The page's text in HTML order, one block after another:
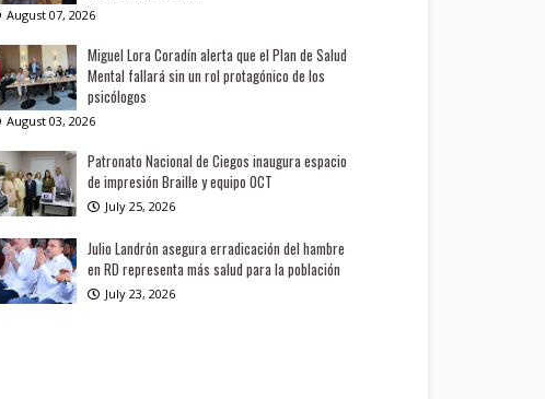
August 07, 2026
Miguel Lora Coradín alerta que el Plan de Salud
Mental fallará sin un rol protagónico de los
psicólogos
August 03, 2026
Patronato Nacional de Ciegos inaugura espacio
de impresión Braille y equipo OCT
July 25, 2026
Julio Landrón asegura erradicación del hambre
en RD representa más salud para la población
July 23, 2026